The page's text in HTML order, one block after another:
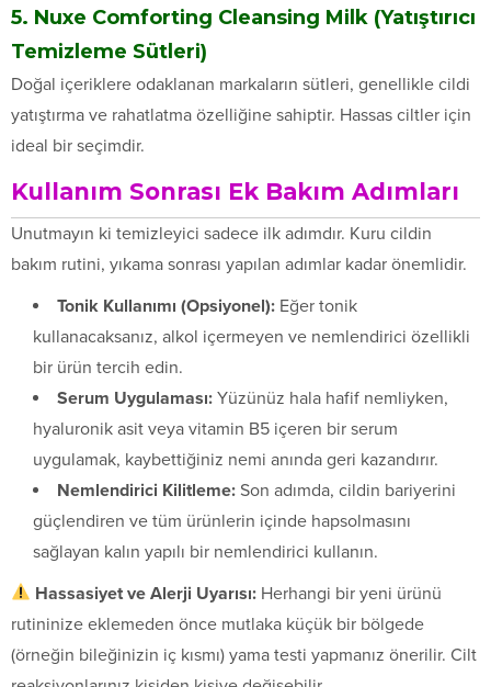
5. Nuxe Comforting Cleansing Milk (Yatıştırıcı
Temizleme Sütleri)
Doğal içeriklere odaklanan markaların sütleri, genellikle cildi
yatıştırma ve rahatlatma özelliğine sahiptir. Hassas ciltler için
ideal bir seçimdir.
Kullanım Sonrası Ek Bakım Adımları
Unutmayın ki temizleyici sadece ilk adımdır. Kuru cildin
bakım rutini, yıkama sonrası yapılan adımlar kadar önemlidir.
Tonik Kullanımı (Opsiyonel): Eğer tonik
kullanacaksanız, alkol içermeyen ve nemlendirici özellikli
bir ürün tercih edin.
Serum Uygulaması: Yüzünüz hala hafif nemliyken,
hyaluronik asit veya vitamin B5 içeren bir serum
uygulamak, kaybettiğiniz nemi anında geri kazandırır.
Nemlendirici Kilitleme: Son adımda, cildin bariyerini
güçlendiren ve tüm ürünlerin içinde hapsolmasını
sağlayan kalın yapılı bir nemlendirici kullanın.
Hassasiyet ve Alerji Uyarısı: Herhangi bir yeni ürünü
rutininize eklemeden önce mutlaka küçük bir bölgede
(örneğin bileğinizin iç kısmı) yama testi yapmanız önerilir. Cilt